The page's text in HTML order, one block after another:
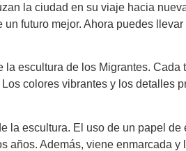
la ciudad en su viaje hacia
futuro mejor. Ahora puedes
escultura de los Migrantes. Cada
colores vibrantes y los detalles
la escultura. El uso de un papel de
años. Además, viene enmarcada y